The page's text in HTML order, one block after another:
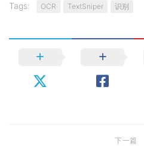
Tags: OCR TextSniper 识别
下一篇